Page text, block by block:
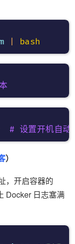
bash
# 设置开机自动
）
，开启容器的
Docker 日志塞满